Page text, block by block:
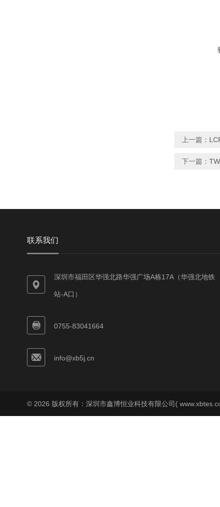
上一篇：
下一篇：
联系我们
深圳市福田区华强北路华强广场A栋17A（华强北地铁
站-A口）
0755-83041664
info@xb5j.cn
© 2026 版权所有：深圳市鑫博恒业科技有限公司(